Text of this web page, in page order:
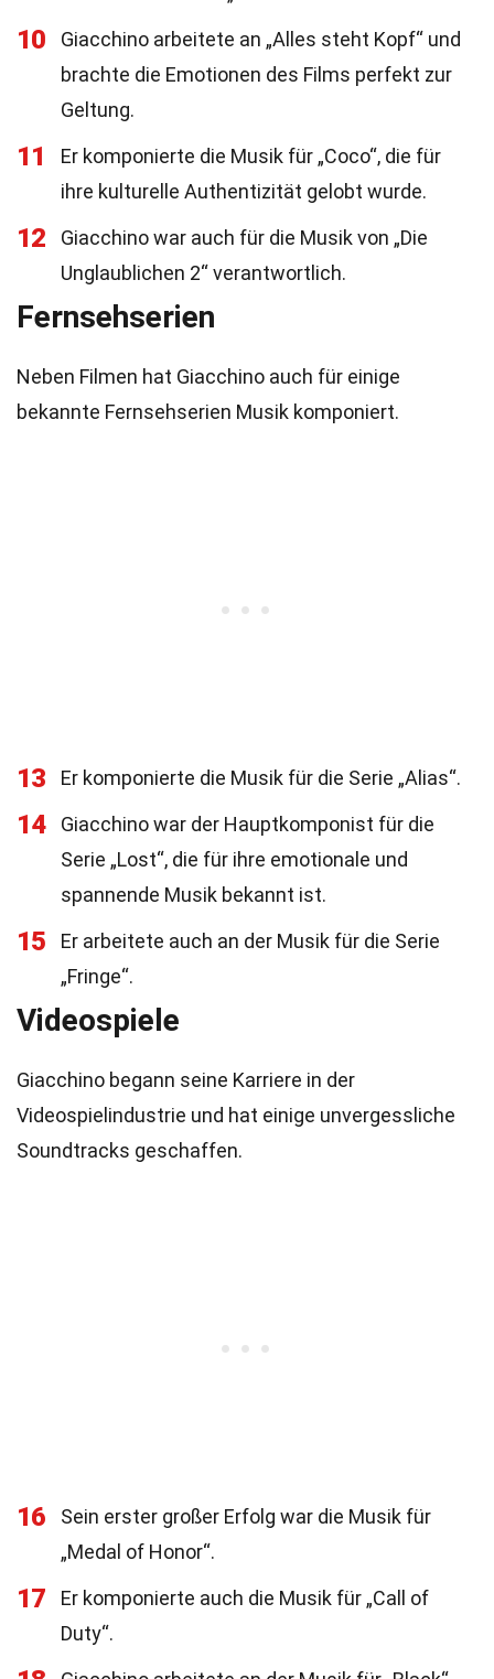
10
Giacchino arbeitete an „Alles steht Kopf“ und
brachte die Emotionen des Films perfekt zur
Geltung.
11
Er komponierte die Musik für „Coco“, die für
ihre kulturelle Authentizität gelobt wurde.
12
Giacchino war auch für die Musik von „Die
Unglaublichen 2“ verantwortlich.
Fernsehserien
Neben Filmen hat Giacchino auch für einige
bekannte Fernsehserien Musik komponiert.
13 Er komponierte die Musik für die Serie „Alias“.
14
Giacchino war der Hauptkomponist für die
Serie „Lost“, die für ihre emotionale und
spannende Musik bekannt ist.
15
Er arbeitete auch an der Musik für die Serie
„Fringe“.
Videospiele
Giacchino begann seine Karriere in der
Videospielindustrie und hat einige unvergessliche
Soundtracks geschaffen.
16
Sein erster großer Erfolg war die Musik für
„Medal of Honor“.
17
Er komponierte auch die Musik für „Call of
Duty“.